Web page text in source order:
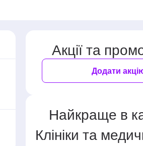
Акції та
Додати
Найкраще в
Клініки та